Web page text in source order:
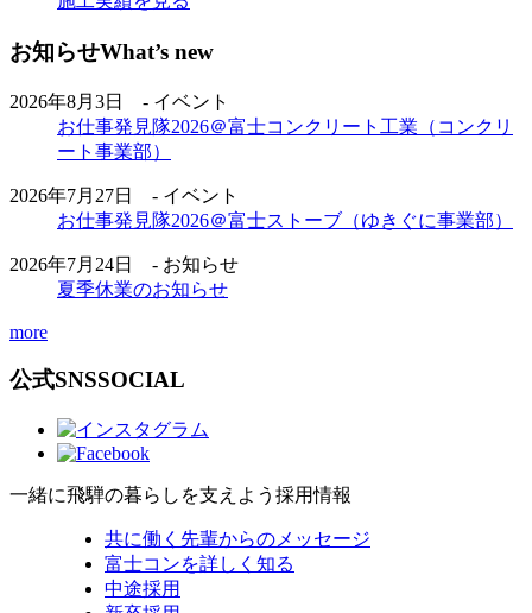
お知らせWhat’s new
2026年8月3日 - イベント
お仕事発見隊2026＠富士コンクリート工業（コンクリ
ート事業部）
2026年7月27日 - イベント
お仕事発見隊2026＠富士ストーブ（ゆきぐに事業部）
2026年7月24日 - お知らせ
夏季休業のお知らせ
more
公式SNSSOCIAL
一緒に飛騨の暮らしを支えよう 採用情報
共に働く先輩からのメッセージ
富士コンを詳しく知る
中途採用